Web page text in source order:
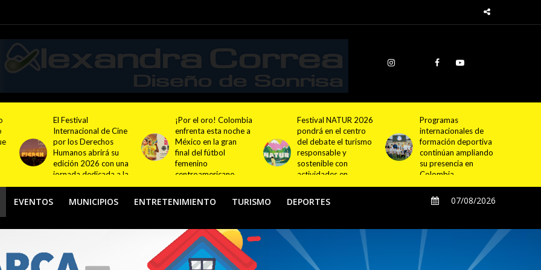
¡Por el oro! Colombia
enfrenta esta noche a
México en la gran
final del fútbol
femenino
centroamericano
Festival NATUR 2026
pondrá en el centro
del debate el turismo
responsable y
sostenible con
actividades en
Bogotá y Guasca
Programas
internacionales de
formación deportiva
continúan ampliando
su presencia en
Colombia
Cundinamarca
proyecta la
construcción de
4.000 nuevas
viviendas en 12
municipios
EVENTOS MUNICIPIOS ENTRETENIMIENTO TURISMO DEPORTES 07/08/2026